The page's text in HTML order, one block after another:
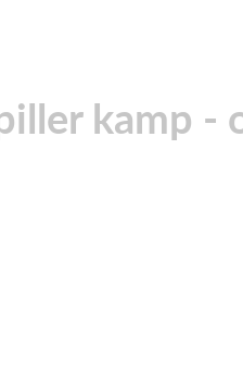
kamp -